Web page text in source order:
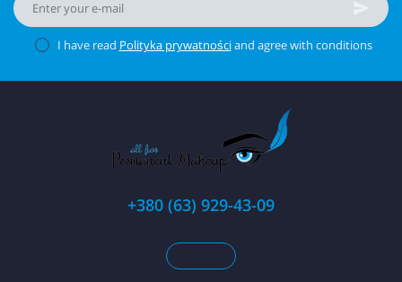
I have read Polityka prywatnościand agree with conditions
+380 (63) 929-43-09